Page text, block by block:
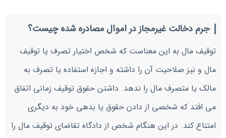
جرم دخالت غیرمجاز در اموال مصادره شده چیست؟
توقیف مال به این معناست که شخص اختیار تصرف یا توقیف
مال و نیز صلاحیت آن را داشته و اجازه استفاده یا تصرف به
مالک یا متصرف مال را ندهد. داشتن حقوق توقیف زمانی اتفاق
می افتد که شخصی از دادن حقوق یا بدهی خود به دیگری
امتناع کند. در این هنگام شخص از دادگاه تقاضای توقیف مال را